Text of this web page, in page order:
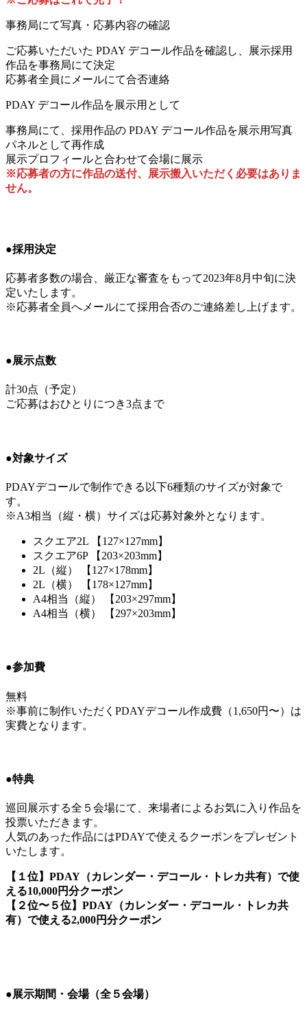
事務局にて写真・応募内容の確認
ご応募いただいた PDAY デコール作品を確認し、展示採用
作品を事務局にて決定
応募者全員にメールにて合否連絡
PDAY デコール作品を展示用として
事務局にて、採用作品の PDAY デコール作品を展示用写真
パネルとして再作成
展示プロフィールと合わせて会場に展示
※応募者の方に作品の送付、展示搬入いただく必要はありま
せん。
●採用決定
応募者多数の場合、厳正な審査をもって2023年8月中旬に決
定いたします。
※応募者全員へメールにて採用合否のご連絡差し上げます。
●展示点数
計30点（予定）
ご応募はおひとりにつき3点まで
●対象サイズ
PDAYデコールで制作できる以下6種類のサイズが対象で
す。
※A3相当（縦・横）サイズは応募対象外となります。
スクエア2L 【127×127mm】
スクエア6P 【203×203mm】
2L（縦） 【127×178mm】
2L（横） 【178×127mm】
A4相当（縦） 【203×297mm】
A4相当（横） 【297×203mm】
●参加費
無料
※事前に制作いただくPDAYデコール作成費（1,650円〜）は
実費となります。
●特典
巡回展示する全５会場にて、来場者によるお気に入り作品を
投票いただきます。
人気のあった作品にはPDAYで使えるクーポンをプレゼント
いたします。
【１位】PDAY（カレンダー・デコール・トレカ共有）で使
える10,000円分クーポン
【２位〜５位】PDAY（カレンダー・デコール・トレカ共
有）で使える2,000円分クーポン
●展示期間・会場（全５会場）